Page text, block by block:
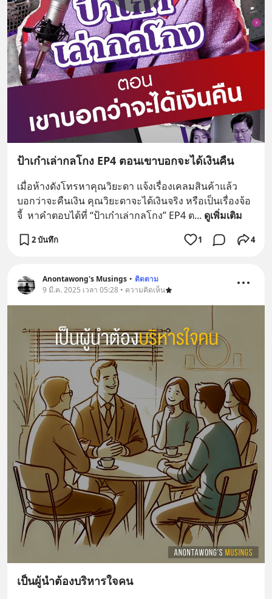
ป้าเก๋าเล่ากลโกง EP4 ตอนเขาบอกจะได้เงินคืน
เมื่อห้างดังโทรหาคุณวิยะดา แจ้งเรื่องเคลมสินค้าแล้ว
บอกว่าจะคืนเงิน คุณวิยะดาจะได้เงินจริง หรือเป็นเรื่องจ้อ
จี้  หาคำตอบได้ที่ “ป้าเก๋าเล่ากลโกง” EP4 ต... ดูเพิ่มเติม
2 บันทึก 1 4
Anontawong's Musings • ติดตาม
9 มี.ค. 2025 เวลา 05:28 • ความคิดเห็น
เป็นผู้นำต้องบริหารใจคน